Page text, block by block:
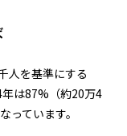
人を基準にする
は87%（約20万4
ています。